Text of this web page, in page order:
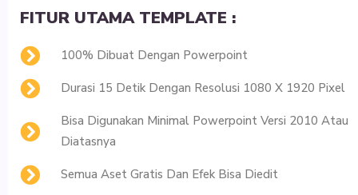
FITUR UTAMA TEMPLATE :
100% Dibuat Dengan Powerpoint
Durasi 15 Detik Dengan Resolusi 1080 X 1920 Pixel
Bisa Digunakan Minimal Powerpoint Versi 2010 Atau
Diatasnya
Semua Aset Gratis Dan Efek Bisa Diedit